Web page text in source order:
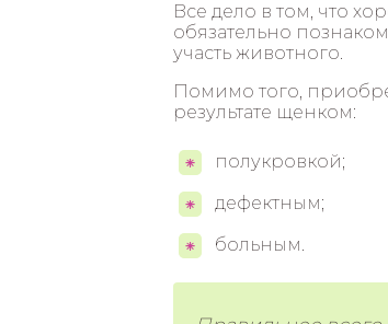
Все дело в том, что
обязательно
участь животного.
Помимо того,
результате щенком:
полукровкой;
дефектным;
больным.